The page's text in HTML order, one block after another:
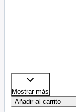
Mostrar más
Añadir al carrito